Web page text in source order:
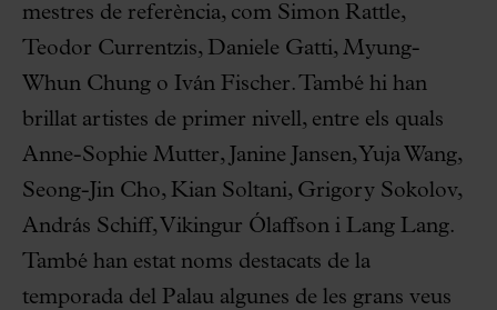
mestres de referència, com Simon Rattle,
Teodor Currentzis, Daniele Gatti, Myung-
Whun Chung o Iván Fischer. També hi han
brillat artistes de primer nivell, entre els quals
Anne-Sophie Mutter, Janine Jansen, Yuja Wang,
Seong-Jin Cho, Kian Soltani, Grigory Sokolov,
András Schiff, Vikingur Ólaffson i Lang Lang.
També han estat noms destacats de la
temporada del Palau algunes de les grans veus